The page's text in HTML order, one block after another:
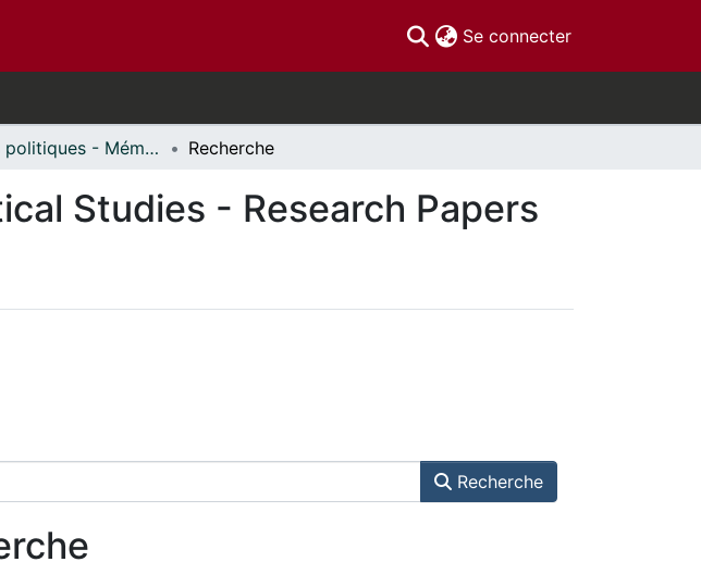
Se connecter(current)
Études politiques - Mémoires // Political Studies - Research Papers Recherche
Studies - Research Papers
Recherche